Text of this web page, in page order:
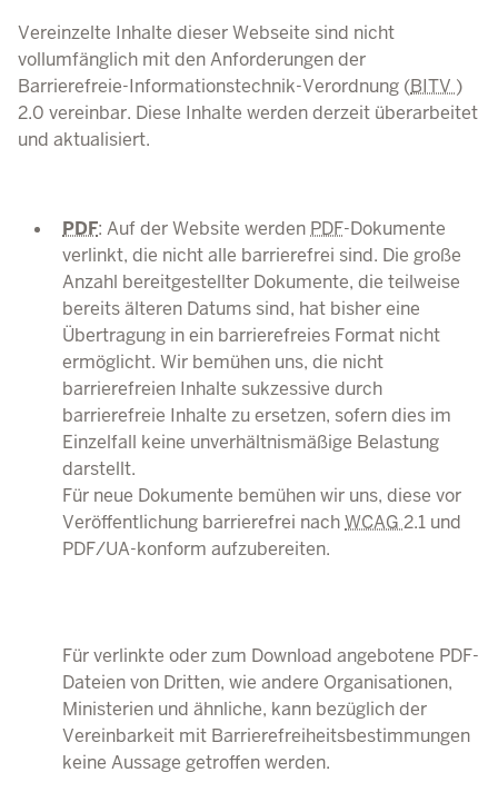
Vereinzelte Inhalte dieser Webseite sind nicht
vollumfänglich mit den Anforderungender
Barrierefreie-Informationstechnik-Verordnung (BITV )
2.0 vereinbar. Diese Inhalte werden derzeit überarbeitet
und aktualisiert.
PDF: Auf der Website werden PDF-Dokumente
verlinkt, die nicht alle barrierefrei sind. Die große
Anzahl bereitgestellter Dokumente, die teilweise
bereits älteren Datums sind, hat bisher eine
Übertragung in ein barrierefreies Format nicht
ermöglicht. Wir bemühen uns, die nicht
barrierefreien Inhalte sukzessive durch
barrierefreie Inhalte zu ersetzen, sofern dies im
Einzelfall keine unverhältnismäßige Belastung
darstellt.
Für neue Dokumente bemühen wir uns, diese vor
Veröffentlichung barrierefrei nachWCAG 2.1 und
PDF/UA-konform aufzubereiten.
Für verlinkte oder zum Download angebotene PDF-
Dateien von Dritten, wie andere Organisationen,
Ministerien und ähnliche, kann bezüglich der
Vereinbarkeit mit Barrierefreiheitsbestimmungen
keine Aussage getroffen werden.